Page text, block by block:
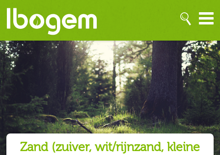
zand (zuiver, wit/rijnzand, kleine